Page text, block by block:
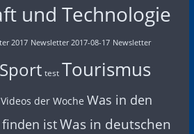
und Technologie
2017 Newsletter 2017-08-17 Newsletter
Sport test Tourismus
Videos der Woche Was in den
istWas in deutschen